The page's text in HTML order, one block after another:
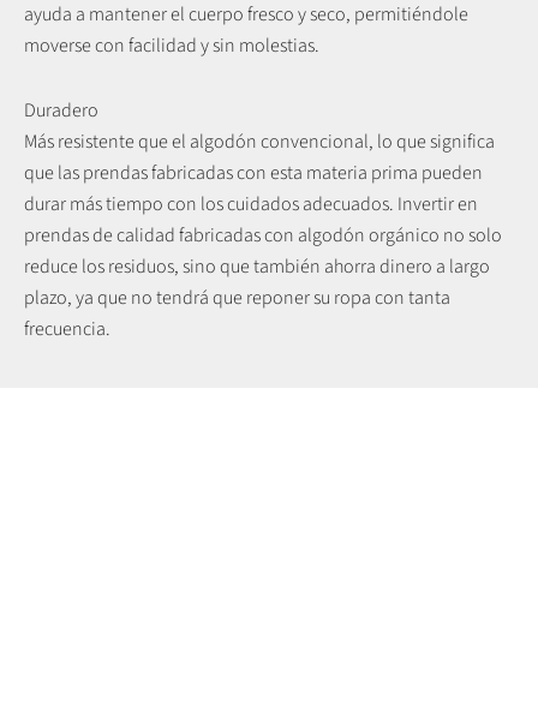
ayuda a mantener el cuerpo fresco y seco, permitiéndole
moverse con facilidad y sin molestias.
Duradero
Más resistente que el algodón convencional, lo que significa
que las prendas fabricadas con esta materia prima pueden
durar más tiempo con los cuidados adecuados. Invertir en
prendas de calidad fabricadas con algodón orgánico no solo
reduce los residuos, sino que también ahorra dinero a largo
plazo, ya que no tendrá que reponer su ropa con tanta
frecuencia.Más información sobre la nueva colección.